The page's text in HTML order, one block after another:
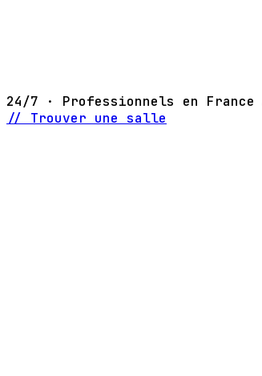
24/7 · Professionnels en France
// Trouver une salle